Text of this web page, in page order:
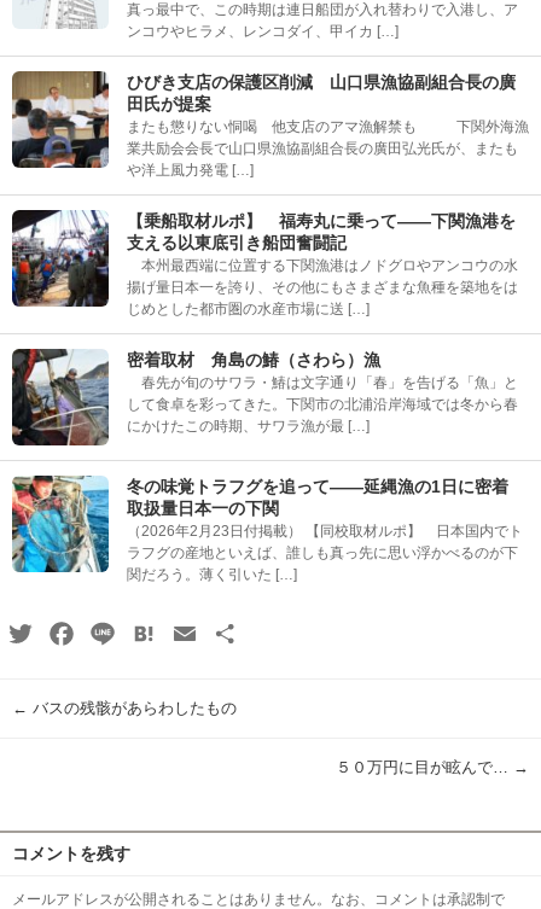
真っ最中で、この時期は連日船団が入れ替わりで入港し、ア
ンコウやヒラメ、レンコダイ、甲イカ […]
ひびき支店の保護区削減 山口県漁協副組合長の廣
田氏が提案
またも懲りない恫喝 他支店のアマ漁解禁も 下関外海漁
業共励会会長で山口県漁協副組合長の廣田弘光氏が、またも
や洋上風力発電 […]
【乗船取材ルポ】 福寿丸に乗って――下関漁港を
支える以東底引き船団奮闘記
本州最西端に位置する下関漁港はノドグロやアンコウの水
揚げ量日本一を誇り、その他にもさまざまな魚種を築地をは
じめとした都市圏の水産市場に送 […]
密着取材 角島の鰆（さわら）漁
春先が旬のサワラ・鰆は文字通り「春」を告げる「魚」と
して食卓を彩ってきた。下関市の北浦沿岸海域では冬から春
にかけたこの時期、サワラ漁が最 […]
冬の味覚トラフグを追って――延縄漁の1日に密着
取扱量日本一の下関
（2026年2月23日付掲載） 【同校取材ルポ】 日本国内でト
ラフグの産地といえば、誰しも真っ先に思い浮かべるのが下
関だろう。薄く引いた […]
TwitterFacebook
Line HatenaEmail
← バスの残骸があらわしたもの
５０万円に目が眩んで… →
コメントを残す
メールアドレスが公開されることはありません。なお、コメントは承認制で